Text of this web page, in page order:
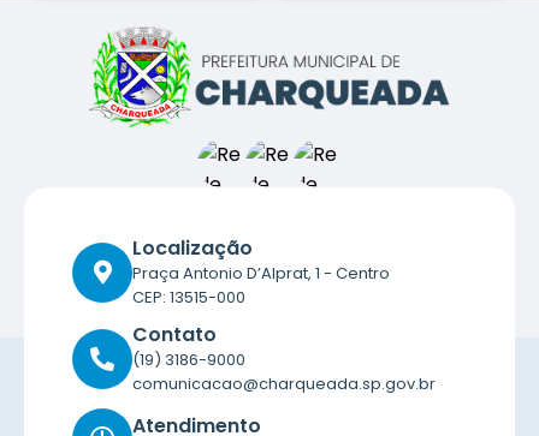
Localização
Praça Antonio D’Alprat, 1 - Centro
CEP: 13515-000
Contato
(19) 3186-9000
comunicacao@charqueada.sp.gov.br
Atendimento